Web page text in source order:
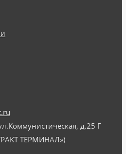
д.25 Г
ТЕРМИНАЛ»)